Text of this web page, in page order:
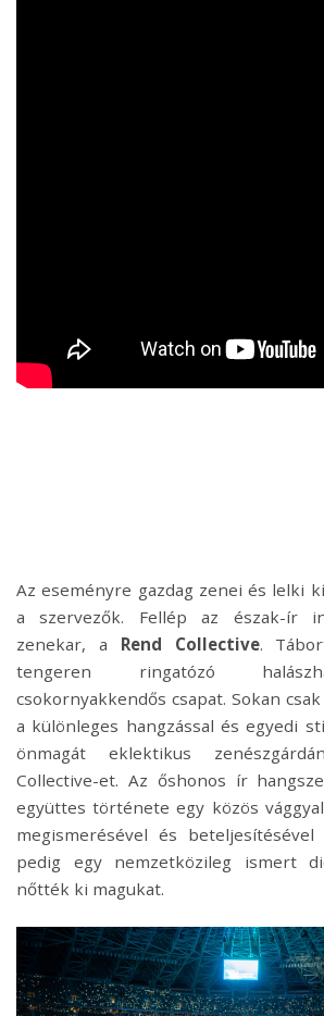
Az eseményre gazdag zeneiés lelki
a szervezők. Fellép az észak-ír
zenekar, a Rend Collective. Tá
tengeren ringatózó
csokornyakkendős csapat. Sokan
a különleges hangzássalés egyedi
önmagát eklektikus zené
Collective-et. Az őshonos ír
együttes története egy közös
megismerésével és beteljesítésével
pedig egy nemzetközileg ismert
nőtték ki magukat.